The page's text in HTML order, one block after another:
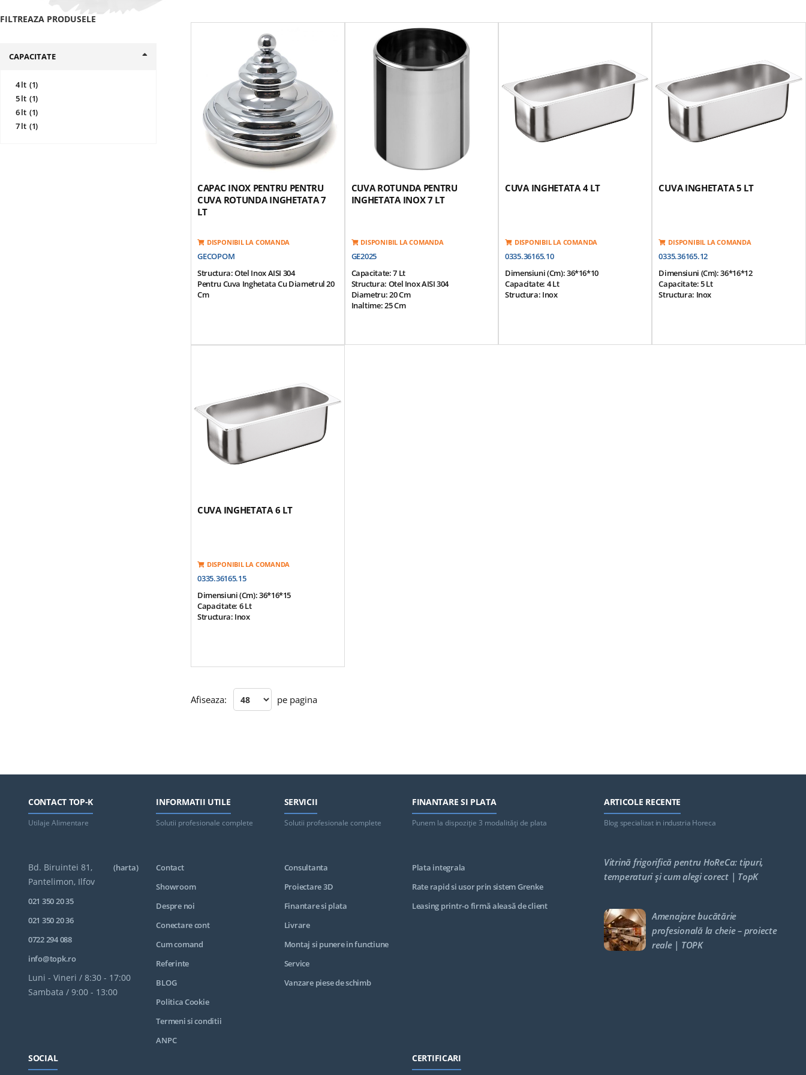
CAPAC INOX PENTRU PENTRU
CUVA ROTUNDA INGHETATA 7
LT
DISPONIBIL LA COMANDA
GECOPOM
Structura: Otel Inox AISI 304
Pentru Cuva Inghetata Cu Diametrul 20
Cm
CUVA ROTUNDA PENTRU
INGHETATA INOX 7 LT
DISPONIBIL LA COMANDA
GE2025
Capacitate: 7 Lt
Structura: Otel Inox AISI 304
Diametru: 20 Cm
Inaltime: 25 Cm
CUVA INGHETATA 4 LT
DISPONIBIL LA COMANDA
0335.36165.10
Dimensiuni (cm): 36*16*10
Capacitate: 4 Lt
Structura: Inox
CUVA INGHETATA 5 LT
DISPONIBIL LA COMANDA
0335.36165.12
Dimensiuni (cm): 36*16*12
Capacitate: 5 Lt
Structura: Inox
CUVA INGHETATA 6 LT
DISPONIBIL LA COMANDA
0335.36165.15
Dimensiuni (cm): 36*16*15
Capacitate: 6 Lt
Structura: Inox
Afiseaza: pe pagina
FILTREAZA PRODUSELE
CAPACITATE
4 lt 1
produs
5 lt 1
produs
6 lt 1
produs
7 lt 1
produs
CONTACT TOP-K
Utilaje Alimentare
Bd. Biruintei 81,
Pantelimon, Ilfov
(harta)
021 350 20 35
021 350 20 36
0722 294 088
info@topk.ro
Luni - Vineri / 8:30 - 17:00
Sambata / 9:00 - 13:00
INFORMATII UTILE
Solutii profesionale complete
Contact
Showroom
Despre noi
Conectare cont
Cum comand
Referinte
BLOG
Politica Cookie
Termeni si conditii
ANPC
SERVICII
Solutii profesionale complete
Consultanta
Proiectare 3D
Finantare si plata
Livrare
Montaj si punere in functiune
Service
Vanzare piese de schimb
FINANTARE SI PLATA
Punem la dispoziţie 3 modalităţi de plata
Plata integrala
Rate rapid si usor prin sistem Grenke
Leasing printr-o firmă aleasă de client
ARTICOLE RECENTE
Blog specializat in industria Horeca
Vitrină frigorifică pentru HoReCa: tipuri,
temperaturi și cum alegi corect | TopK
Amenajare bucătărie
profesională la cheie – proiecte
reale | TOPK
SOCIAL CERTIFICARI